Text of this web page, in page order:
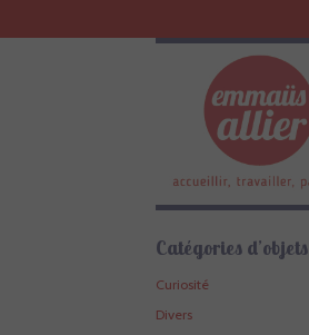
Catégories d’objets
Curiosité
Divers